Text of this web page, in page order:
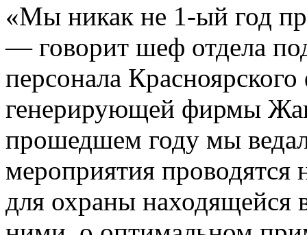
«Мы никак не 1-ый год
— говорит шеф отдела
персонала
генерирующей фирмы
прошедшем году мы
мероприятия проводятся
для охраны находящейся